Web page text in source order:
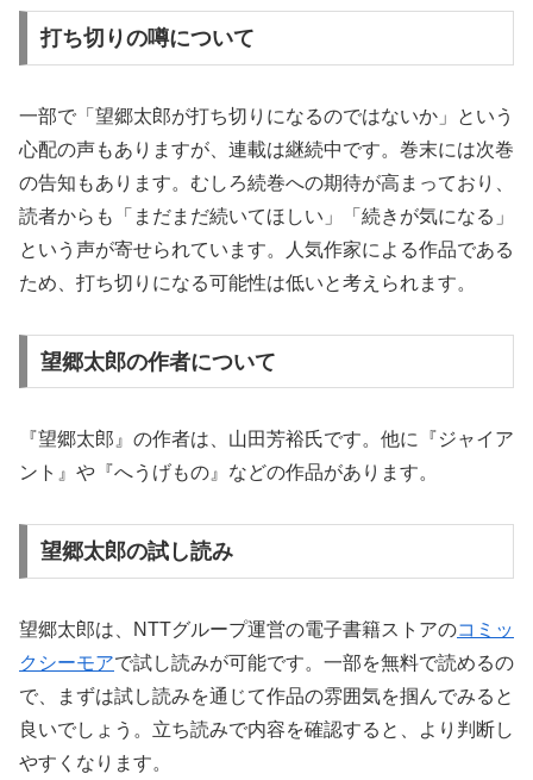
打ち切りの噂について
一部で「望郷太郎が打ち切りになるのではないか」という
心配の声もありますが、連載は継続中です。巻末には次巻
の告知もあります。むしろ続巻への期待が高まっており、
読者からも「まだまだ続いてほしい」「続きが気になる」
という声が寄せられています。人気作家による作品である
ため、打ち切りになる可能性は低いと考えられます。
望郷太郎の作者について
『望郷太郎』の作者は、山田芳裕氏です。他に『ジャイア
ント』や『へうげもの』などの作品があります。
望郷太郎の試し読み
望郷太郎は、NTTグループ運営の電子書籍ストアのコミッ
クシーモアで試し読みが可能です。一部を無料で読めるの
で、まずは試し読みを通じて作品の雰囲気を掴んでみると
良いでしょう。立ち読みで内容を確認すると、より判断し
やすくなります。